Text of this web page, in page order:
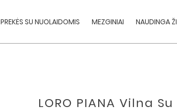
PREKĖS SU NUOLAIDOMIS MEZGINIAI NAUDINGA
LORO PIANA Vilna